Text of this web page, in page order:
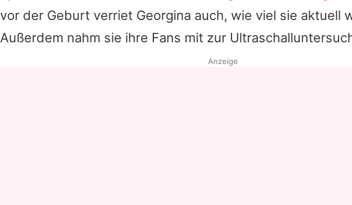
Datenschutzerklärung
Nutzungsbedingungen
vor der Geburt verriet Georgina auch, wie viel sie aktuell
Außerdem nahm sie ihre Fans mit zur
Anzeige